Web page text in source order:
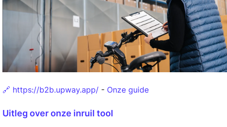
🔗 https://b2b.upway.app/- Onze guide
Uitleg over onze inruil tool